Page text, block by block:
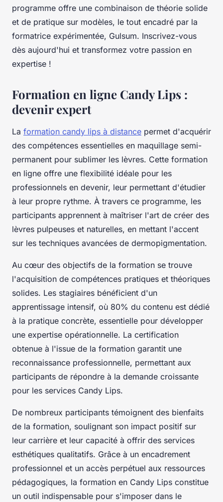
programme offre une combinaison de théorie solide
et de pratique sur modèles, le tout encadré par la
formatrice expérimentée, Gulsum. Inscrivez-vous
dès aujourd'hui et transformez votre passion en
expertise !
Formation en ligne Candy Lips :
devenir expert
La formation candy lips à distance permet d'acquérir
des compétences essentielles en maquillage semi-
permanent pour sublimer les lèvres. Cette formation
en ligne offre une flexibilité idéale pour les
professionnels en devenir, leur permettant d'étudier
à leur propre rythme. À travers ce programme, les
participants apprennent à maîtriser l'art de créer des
lèvres pulpeuses et naturelles, en mettant l'accent
sur les techniques avancées de dermopigmentation.
Au cœur des objectifs de la formation se trouve
l'acquisition de compétences pratiques et théoriques
solides. Les stagiaires bénéficient d'un
apprentissage intensif, où 80% du contenu est dédié
à la pratique concrète, essentielle pour développer
une expertise opérationnelle. La certification
obtenue à l'issue de la formation garantit une
reconnaissance professionnelle, permettant aux
participants de répondre à la demande croissante
pour les services Candy Lips.
De nombreux participants témoignent des bienfaits
de la formation, soulignant son impact positif sur
leur carrière et leur capacité à offrir des services
esthétiques qualitatifs. Grâce à un encadrement
professionnel et un accès perpétuel aux ressources
pédagogiques, la formation en Candy Lips constitue
un outil indispensable pour s'imposer dans le